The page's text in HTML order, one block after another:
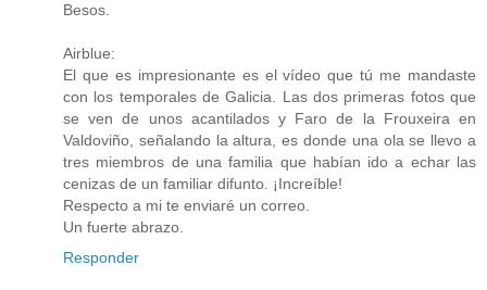
Besos.
Airblue:
El que es impresionante es el vídeo que tú me mandaste
con los temporales de Galicia. Las dos primeras fotos que
se ven de unos acantilados y Faro de la Frouxeira en
Valdoviño, señalando la altura, es donde una ola se llevo a
tres miembros de una familia que habían ido a echar las
cenizas de un familiar difunto. ¡Increíble!
Respecto a mi te enviaré un correo.
Un fuerte abrazo.
Responder